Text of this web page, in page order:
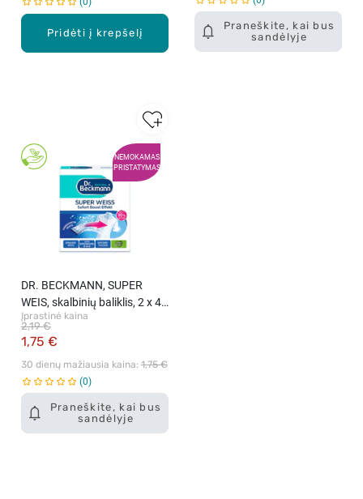
Pridėti į krepšelį
Praneškite, kai bus
sandėlyje
NEMOKAMAS
PRISTATYMAS
Praneškite, kai bus
sandėlyje
DR. BECKMANN, SUPER
WEIS, skalbinių baliklis, 2 x 40
g.
Įprastinė kaina
1,75 €
2,19 €
30 dienų mažiausia kaina: 1,75 €
0